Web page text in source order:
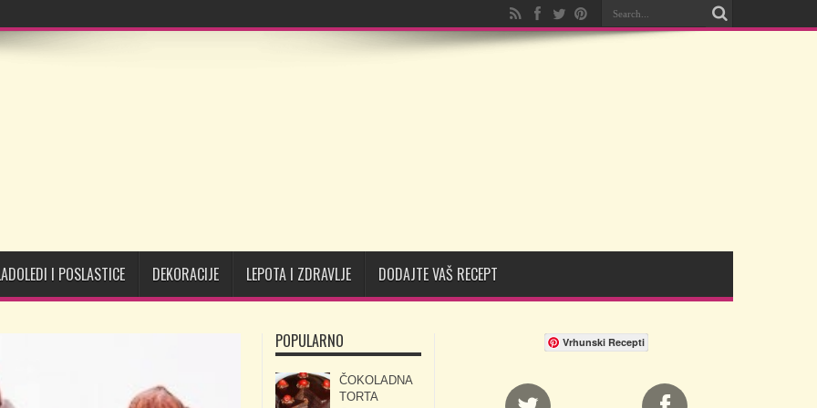
I POSLASTICE DEKORACIJE LEPOTA I ZDRAVLJE DODAJTE VAŠ RECEPT
POPULARNO
ČOKOLADNA
TORTA
Vrhunski Recepti